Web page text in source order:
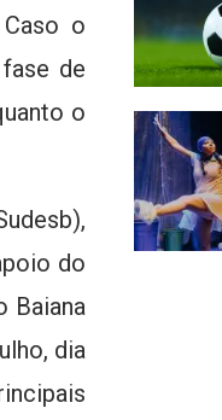
o
de
o
do
Baiana
dia